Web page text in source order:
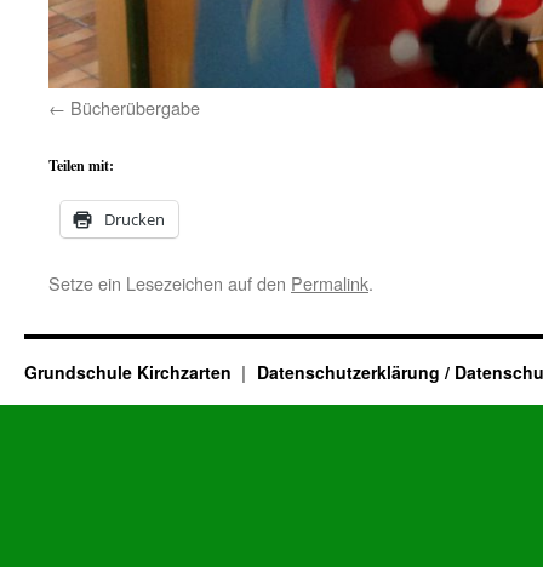
Bücherübergabe
Teilen mit:
Drucken
Setze ein Lesezeichen auf den Permalink.
Grundschule Kirchzarten Datenschutzerklärung /